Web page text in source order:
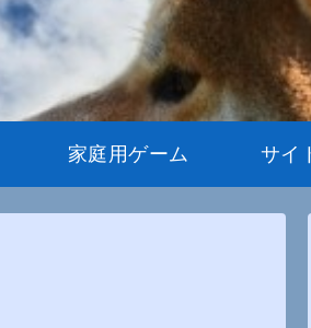
家庭用ゲーム サイ